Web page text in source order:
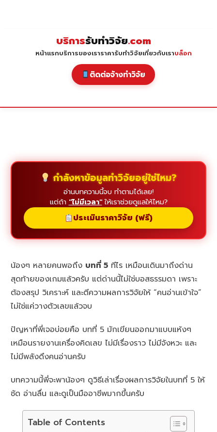
บริการรับทำวิจัย.com
หน้าแรกบริการของเราราคารับทำวิจัยเกี่ยวกับเราบล็อก
ติดต่อจ้างทำวิจัย
กำลังหาข้อมูลทำวิจัยอยู่ใช่ไหม?
อ่านบทความนี้จบ ทำตามได้เลย!
แต่ถ้า "ไม่มีเวลา"ให้เราช่วยดูแลให้ไหม?
ประเมินราคาวิจัย (ฟรี)
น้องๆ หลายคนพอถึง บทที่ 5 ทีไร เหมือนเดินมาถึงด่าน
สุดท้ายของเกมแล้วครับ แต่ด่านนี้ไม่ใช่บอสธรรมดา เพราะ
ต้องสรุป วิเคราะห์ และตีความผลการวิจัยให้ “คนอ่านเข้าใจ”
ไม่ใช่แค่วางตัวเลขแล้วจบ
ปัญหาที่พี่เจอบ่อยคือ บทที่ 5 มักเขียนออกมาแบบแห้งๆ
เหมือนรายงานเครื่องคิดเลข ไม่มีเรื่องราว ไม่มีจังหวะ และ
ไม่มีพลังดึงคนอ่านครับ
บทความนี้พี่จะพาน้องๆ ดูวิธีเล่าเรื่องผลการวิจัยในบทที่ 5 ให้
ชัด อ่านลื่น และดูเป็นมืออาชีพมากขึ้นครับ
Table of Contents